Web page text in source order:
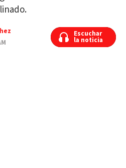
Escuchar
la noticia
Escuchar
la noticia